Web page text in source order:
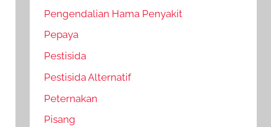
Pengendalian Hama Penyakit
Pepaya
Pestisida
Pestisida Alternatif
Peternakan
Pisang